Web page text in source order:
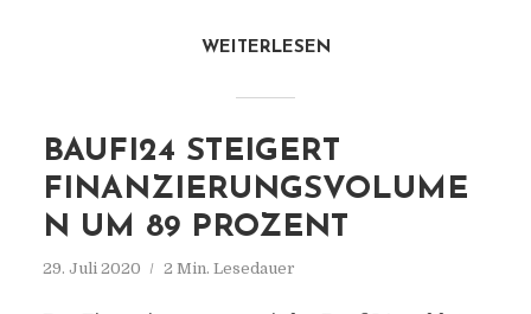
WEITERLESEN
BAUFI24 STEIGERT
FINANZIERUNGSVOLUME
N UM 89 PROZENT
29. Juli 2020 2 Min. Lesedauer